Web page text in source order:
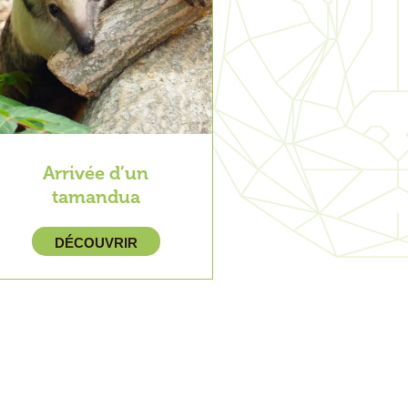
Arrivée d’un
tamandua
DÉCOUVRIR